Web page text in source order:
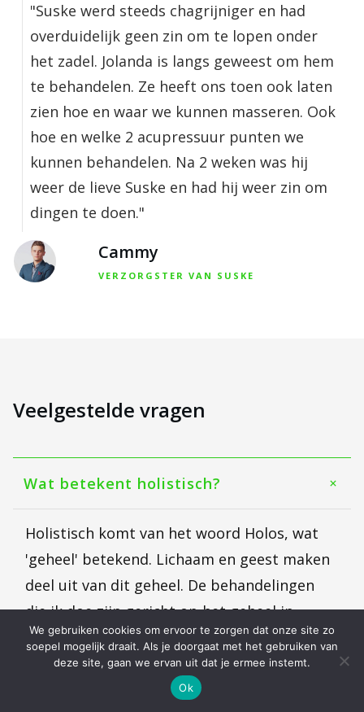
"Suske werd steeds chagrijniger en had
overduidelijk geen zin om te lopen onder
het zadel. Jolanda is langs geweest om hem
te behandelen. Ze heeft ons toen ook laten
zien hoe en waar we kunnen masseren. Ook
hoe en welke 2 acupressuur punten we
kunnen behandelen. Na 2 weken was hij
weer de lieve Suske en had hij weer zin om
dingen te doen."
Cammy
VERZORGSTER VAN SUSKE
Veelgestelde vragen
Wat betekent holistisch?
Holistisch komt van het woord Holos, wat
'geheel' betekend. Lichaam en geest maken
deel uit van dit geheel. De behandelingen
die ik doe zijn gericht op het geheel in
balans brengen, fysiek, mentaal en
energetisch.
We gebruiken cookies om ervoor te zorgen dat onze site zo
soepel mogelijk draait. Als je doorgaat met het gebruiken van
deze site, gaan we ervan uit dat je ermee instemt.
Ok